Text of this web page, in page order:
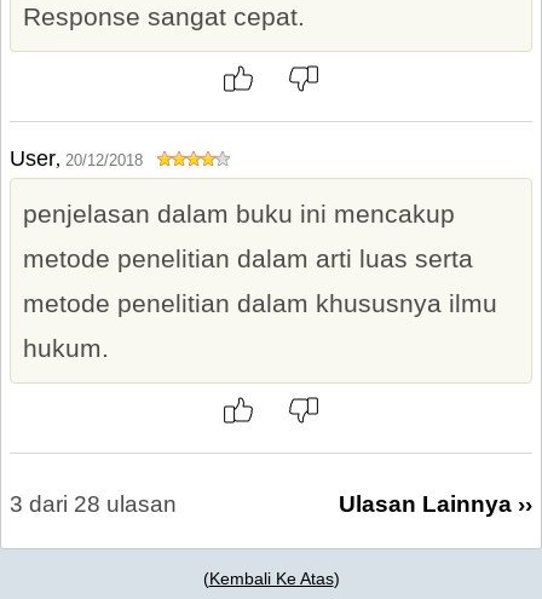
Response sangat cepat.
User, 20/12/2018
penjelasan dalam buku ini mencakup
metode penelitian dalam arti luas serta
metode penelitian dalam khususnya ilmu
hukum.
3 dari 28 ulasan Ulasan Lainnya ››
(Kembali Ke Atas)